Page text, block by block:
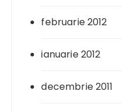
februarie 2012
ianuarie 2012
decembrie 2011